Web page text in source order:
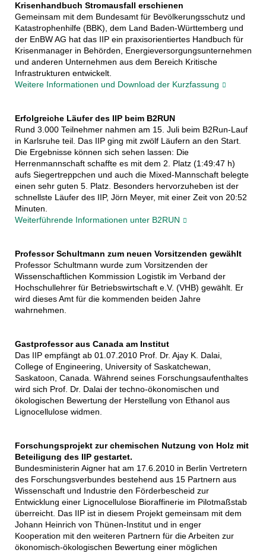
Krisenhandbuch Stromausfall erschienen
Gemeinsam mit dem Bundesamt für Bevölkerungsschutz und
Katastrophenhilfe (BBK), dem Land Baden-Württemberg und
der EnBW AG hat das IIP ein praxisorientiertes Handbuch für
Krisenmanager in Behörden, Energieversorgungsunternehmen
und anderen Unternehmen aus dem Bereich Kritische
Infrastrukturen entwickelt.
Weitere Informationen und Download der Kurzfassung
Erfolgreiche Läufer des IIP beim B2RUN
Rund 3.000 Teilnehmer nahmen am 15. Juli beim B2Run-Lauf
in Karlsruhe teil. Das IIP ging mit zwölf Läufern an den Start.
Die Ergebnisse können sich sehen lassen: Die
Herrenmannschaft schaffte es mit dem 2. Platz (1:49:47 h)
aufs Siegertreppchen und auch die Mixed-Mannschaft belegte
einen sehr guten 5. Platz. Besonders hervorzuheben ist der
schnellste Läufer des IIP, Jörn Meyer, mit einer Zeit von 20:52
Minuten.
Weiterführende Informationen unter B2RUN
Professor Schultmann zum neuen Vorsitzenden gewählt
Professor Schultmann wurde zum Vorsitzenden der
Wissenschaftlichen Kommission Logistik im Verband der
Hochschullehrer für Betriebswirtschaft e.V. (VHB) gewählt. Er
wird dieses Amt für die kommenden beiden Jahre
wahrnehmen.
Gastprofessor aus Canada am Institut
Das IIP empfängt ab 01.07.2010 Prof. Dr. Ajay K. Dalai,
College of Engineering, University of Saskatchewan,
Saskatoon, Canada. Während seines Forschungsaufenthaltes
wird sich Prof. Dr. Dalai der techno-ökonomischen und
ökologischen Bewertung der Herstellung von Ethanol aus
Lignocellulose widmen.
Forschungsprojekt zur chemischen Nutzung von Holz mit
Beteiligung des IIP gestartet.
Bundesministerin Aigner hat am 17.6.2010 in Berlin Vertretern
des Forschungsverbundes bestehend aus 15 Partnern aus
Wissenschaft und Industrie den Förderbescheid zur
Entwicklung einer Lignocellulose Bioraffinerie im Pilotmaßstab
überreicht. Das IIP ist in diesem Projekt gemeinsam mit dem
Johann Heinrich von Thünen-Institut und in enger
Kooperation mit den weiteren Partnern für die Arbeiten zur
ökonomisch-ökologischen Bewertung einer möglichen